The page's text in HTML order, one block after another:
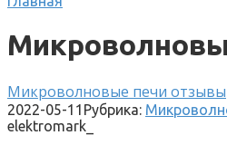
Микроволновые печи отзывы
2022-05-11 Рубрика:
elektromark_